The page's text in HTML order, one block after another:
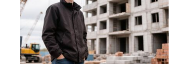
Новой
Москве
коттеджные
поселки
Строящиеся